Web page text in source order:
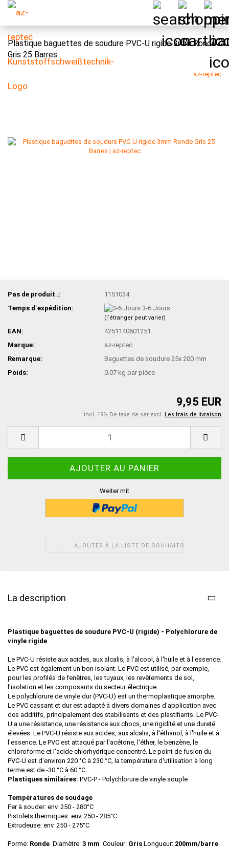
Plastique baguettes de soudure PVC-U rigide 3mm Ronde
Gris 25 Barres
az-reptec
Pas de produit .:
1151034
Temps d`expédition:
3-6 Jours
(l`étranger peut varier)
EAN:
4251140601251
Marque:
az-reptec
Remarque:
Baguettes de soudure 25x 200 mm
Poids:
0.07 kg par pièce
9,95 EUR
incl. 19% De taxe de ser excl. Les frais de livraison
Weiter mit
AJOUTER À LA LISTE DE SOUHAITS
La description
Plastique baguettes de soudure PVC-U (rigide) - Polychlorure de
vinyle rigide
Le PVC-U résiste aux acides, aux alcalis, à l'alcool, à l'huile et à l'essence.
Le PVC est également un bon isolant. Le PVC est utilisé, par exemple,
pour les profilés de fenêtres, les tuyaux, les revêtements de sol,
l'isolation et les composants du secteur électrique.
Le polychlorure de vinyle dur (PVC-U) est un thermoplastique amorphe.
Le PVC cassant et dur est adapté à divers domaines d'application avec
des additifs, principalement des stabilisants et des plastifiants. Le PVC-
U a une résistance, une résistance aux chocs, une rigidité et une dureté
élevées. Le PVC-U résiste aux acides, aux alcalis, à l'éthanol, à l'huile et à
l'essence. Le PVC est attaqué par l'acétone, l'éther, le benzène, le
chloroforme et l'acide chlorhydrique concentré. Le point de fusion du
PVC-U est d'environ 220 °C à 230 °C, la température d'utilisation à long
terme est de -30 °C à 60 °C.
Plastiques similaires: PVC-P - Polychlorure de vinyle souple
Températures de soudage
Fer à souder: env. 250 - 280°C
Pistolets thermiques: env. 250 - 285°C
Extrudeuse: env. 250 - 275°C
Forme: Ronde Diamètre: 3 mm Couleur: Gris Longueur: 200mm/barre